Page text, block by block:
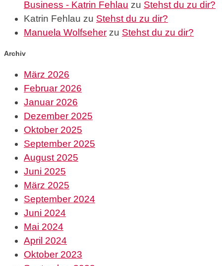
Business - Katrin Fehlau zu Stehst du zu dir?
Katrin Fehlau zu Stehst du zu dir?
Manuela Wolfseher zu Stehst du zu dir?
Archiv
März 2026
Februar 2026
Januar 2026
Dezember 2025
Oktober 2025
September 2025
August 2025
Juni 2025
März 2025
September 2024
Juni 2024
Mai 2024
April 2024
Oktober 2023